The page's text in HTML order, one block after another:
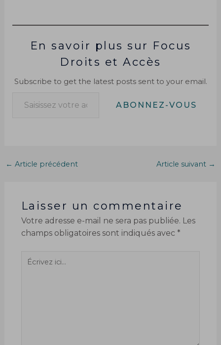
En savoir plus sur Focus
Droits et Accès
Subscribe to get the latest posts sent to your email.
ABONNEZ-VOUS
← Article précédent Article suivant →
Laisser un commentaire
Votre adresse e-mail ne sera pas publiée. Les
champs obligatoires sont indiqués avec *
Écrivez